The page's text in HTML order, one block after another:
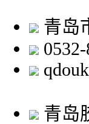
青岛
青岛